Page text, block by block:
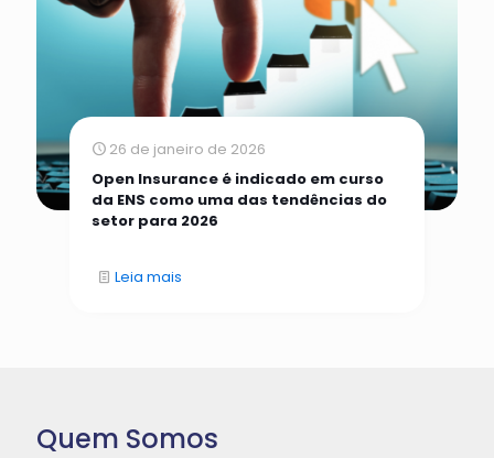
26 de janeiro de 2026
Open Insurance é indicado em curso
da ENS como uma das tendências do
setor para 2026
Leia mais
Quem Somos